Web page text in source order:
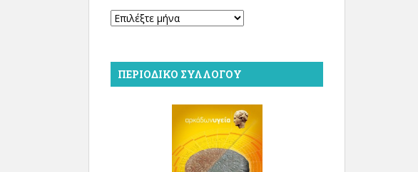
Αρχείο
ΠΕΡΙΟΔΙΚΌ ΣΥΛΛΌΓΟΥ